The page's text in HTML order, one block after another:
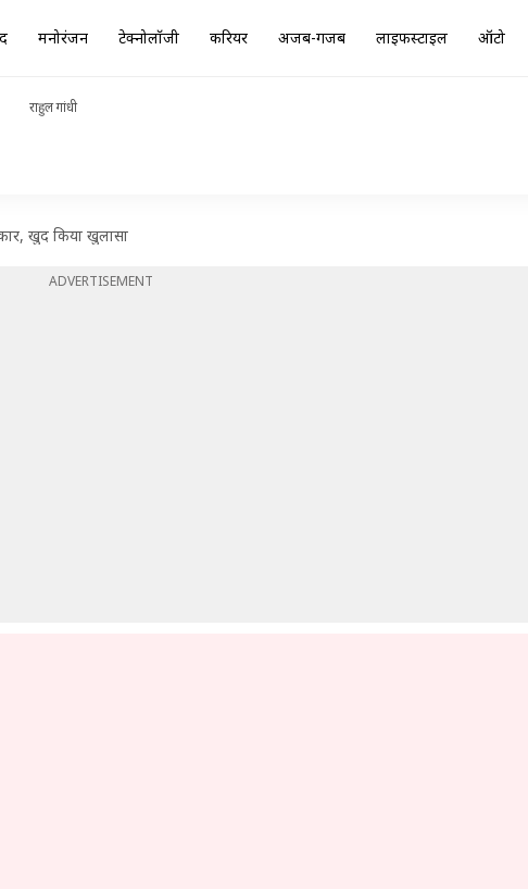
मनोरंजन टेक्नोलॉजी करियर अजब-गजब लाइफस्टाइल ऑटो
राहुल गांधी
खुद किया खुलासा
ADVERTISEMENT